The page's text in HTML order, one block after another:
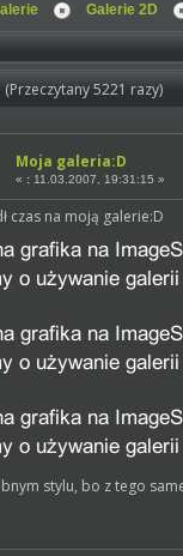
Galerie 2D
5221 razy)
Moja galeria:D
« : 11.03.2007, 19:31:15 »
czas na moją galerie:D
stylu, bo z tego